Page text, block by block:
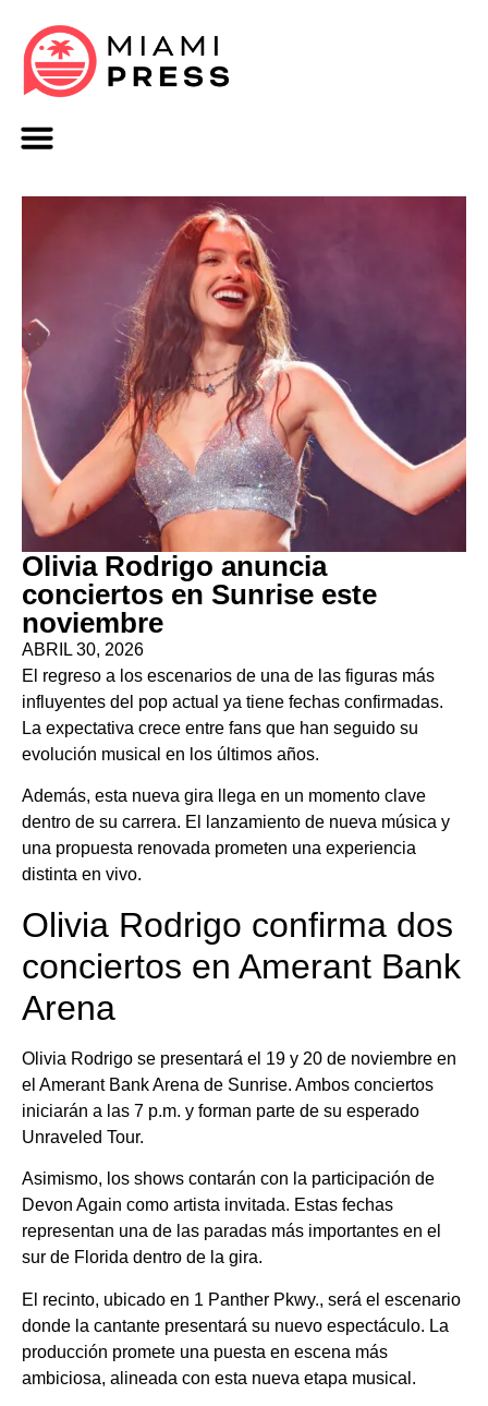
Olivia Rodrigo anuncia
conciertos en Sunrise este
noviembre
ABRIL 30, 2026
El regreso a los escenarios de una de las figuras más
influyentes del pop actual ya tiene fechas confirmadas.
La expectativa crece entre fans que han seguido su
evolución musical en los últimos años.
Además, esta nueva gira llega en un momento clave
dentro de su carrera. El lanzamiento de nueva música y
una propuesta renovada prometen una experiencia
distinta en vivo.
Olivia Rodrigo confirma dos
conciertos en Amerant Bank
Arena
Olivia Rodrigo se presentará el 19 y 20 de noviembre en
el Amerant Bank Arena de Sunrise. Ambos conciertos
iniciarán a las 7 p.m. y forman parte de su esperado
Unraveled Tour.
Asimismo, los shows contarán con la participación de
Devon Again como artista invitada. Estas fechas
representan una de las paradas más importantes en el
sur de Florida dentro de la gira.
El recinto, ubicado en 1 Panther Pkwy., será el escenario
donde la cantante presentará su nuevo espectáculo. La
producción promete una puesta en escena más
ambiciosa, alineada con esta nueva etapa musical.